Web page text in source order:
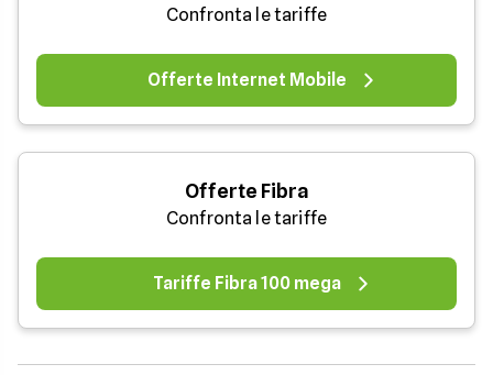
Confronta le tariffe
Offerte Internet Mobile
Offerte Fibra
Confronta le tariffe
Tariffe Fibra 100 mega